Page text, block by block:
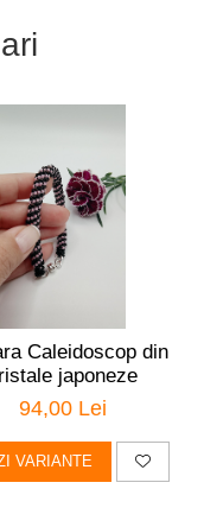
Caleidoscop din
japoneze
94,00 Lei
VARIANTE